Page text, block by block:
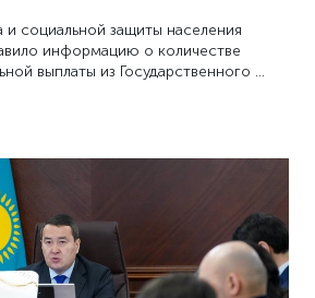
и социальной защиты населения
информацию о количестве
выплаты из Государственного …